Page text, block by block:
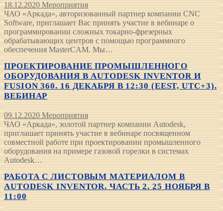
18.12.2020 Мероприятия
ЧАО «Аркада», авторизованный партнер компании CNC
Software, приглашает Вас принять участие в вебинаре о
программировании сложных токарно-фрезерных
обрабатывающих центров с помощью программного
обеспечения MasterCAM. Мы…
ПРОЕКТИРОВАНИЕ ПРОМЫШЛЕННОГО
ОБОРУДОВАНИЯ В AUTODESK INVENTOR И
FUSION 360. 16 ДЕКАБРЯ В 12:30 (EEST, UTC+3).
ВЕБИНАР
09.12.2020 Мероприятия
ЧАО «Аркада», золотой партнер компании Autodesk,
приглашает принять участие в вебинаре посвященном
совместной работе при проектировании промышленного
оборудования на примере газовой горелки в системах
Autodesk…
РАБОТА С ЛИСТОВЫМ МАТЕРИАЛОМ В
AUTODESK INVENTOR. ЧАСТЬ 2. 25 НОЯБРЯ В
11:00